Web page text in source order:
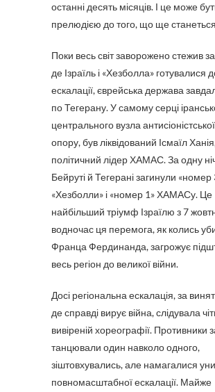
останні десять місяців. І це може
прелюдією до того, що ще
Поки весь світ заворожено стежив
де Ізраїль і «Хезболла» готувалися
ескалації, єврейська держава
по Тегерану. У самому серці
центрального вузла
опору, був ліквідований Ісмаїл
політичний лідер ХАМАС. За одну
Бейруті й Тегерані загинули «номер
«Хезболли» і «номер 1» ХАМАСу. Це
найбільший тріумф Ізраїлю з 7
водночас ця перемога, як колись
Франца Фердинанда, загрожує
весь регіон до великої війни.
Досі регіональна ескалація, за
де справді вирує війна, слідувала
вивіреній хореографії. Противники
танцювали один навколо одного,
зіштовхувались, але намагалися
повномасштабної ескалації. Майже